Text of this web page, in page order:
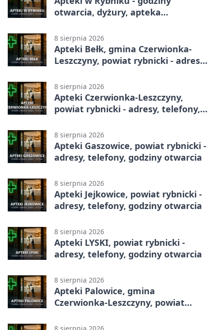
otwarcia, dyżury, apteka
8 sierpnia 2026
Apteki Bełk, gmina Czerwionka-
Leszczyny, powiat rybnicki - adresy,
8 sierpnia 2026
Apteki Czerwionka-Leszczyny,
powiat rybnicki - adresy, telefony,
8 sierpnia 2026
Apteki Gaszowice, powiat rybnicki -
adresy, telefony, godziny otwarcia
8 sierpnia 2026
Apteki Jejkowice, powiat rybnicki -
adresy, telefony, godziny otwarcia
8 sierpnia 2026
Apteki LYSKI, powiat rybnicki -
adresy, telefony, godziny otwarcia
8 sierpnia 2026
Apteki Palowice, gmina
Czerwionka-Leszczyny, powiat
otwarcia